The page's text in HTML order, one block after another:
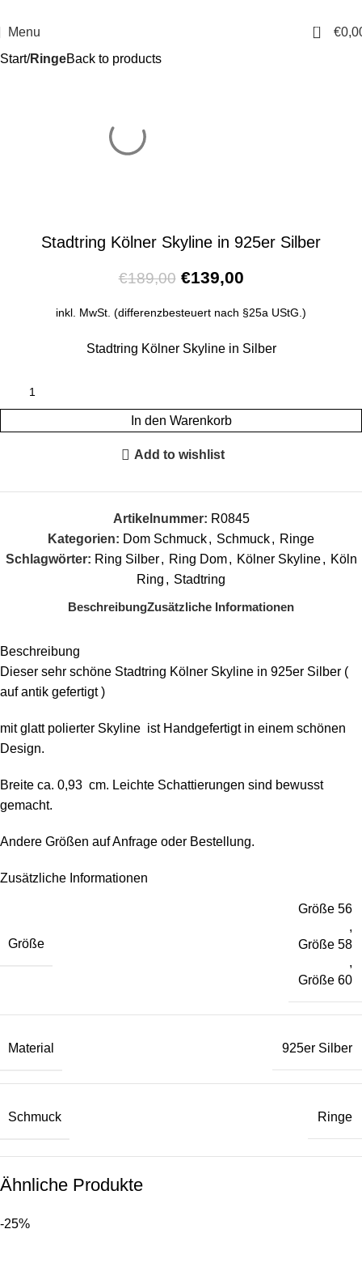
Menu 0 €
Start RingeBack to products
Stadtring Kölner Skyline in 925er Silber
€189,00 €139,00
inkl. MwSt. (differenzbesteuert nach §25a UStG.)
Stadtring Kölner Skyline in Silber
In den Warenkorb
Add to wishlist
Artikelnummer: R0845
Kategorien: Dom Schmuck, Schmuck, Ringe
Schlagwörter: Ring Silber , Ring Dom , Kölner Skyline , Köln
Ring , Stadtring
BeschreibungZusätzliche Informationen
Beschreibung
Dieser sehr schöne Stadtring Kölner Skyline in 925er Silber (
auf antik gefertigt )
mit glatt polierter Skyline ist Handgefertigt in einem schönen
Design.
Breite ca. 0,93 cm. Leichte Schattierungen sind bewusst
gemacht.
Andere Größen auf Anfrage oder Bestellung.
Zusätzliche Informationen
Größe
Größe 56
,
Größe 58
,
Größe 60
Material 925er Silber
Schmuck Ringe
Ähnliche Produkte
-25%